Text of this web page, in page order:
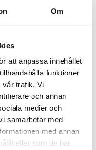
Om
att anpassa innehållet
funktioner
vår trafik. Vi
och annan
medier och
samarbetar med.
med annan
eller som de har
undertröja, dam
krexkl. moms